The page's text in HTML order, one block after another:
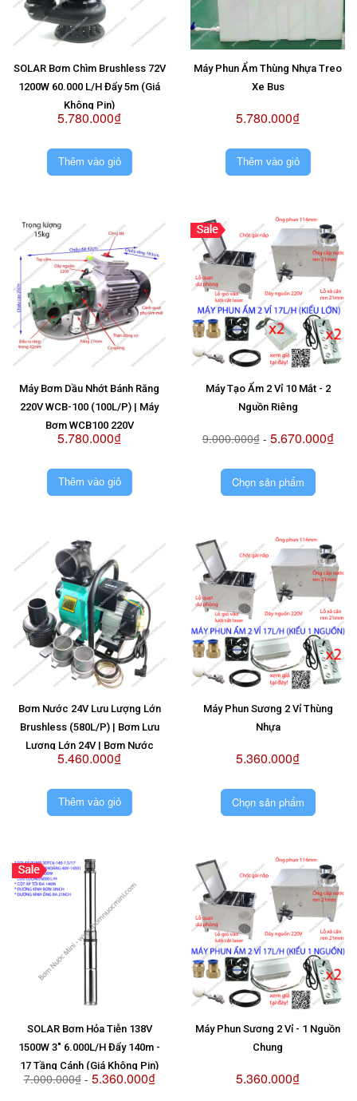
SOLAR Bơm Chìm Brushless 72V
1200W 60.000 L/H Đẩy 5m (Giá
Không Pin)
5.780.000₫
Thêm vào giỏ
Máy Phun Ẩm Thùng Nhựa Treo
Xe Bus
5.780.000₫
Thêm vào giỏ
Máy Bơm Dầu Nhớt Bánh Răng
220V WCB-100 (100L/P) | Máy
Bơm WCB100 220V
5.780.000₫
Thêm vào giỏ
Máy Tạo Ẩm 2 Vỉ 10 Mắt - 2
Nguồn Riêng
9.000.000₫- 5.670.000₫
Chọn sản phẩm
Bơm Nước 24V Lưu Lượng Lớn
Brushless (580L/P) | Bơm Lưu
Lượng Lớn 24V | Bơm Nước
Brushless 24V | Máy Bơm Không
5.460.000₫
Thêm vào giỏ
Máy Phun Sương 2 Vỉ Thùng
Nhựa
5.360.000₫
Chọn sản phẩm
SOLAR Bơm Hỏa Tiễn 138V
1500W 3" 6.000L/H Đẩy 140m -
17 Tầng Cánh (Giá Không Pin)
7.000.000₫- 5.360.000₫
Máy Phun Sương 2 Vỉ - 1 Nguồn
Chung
5.360.000₫